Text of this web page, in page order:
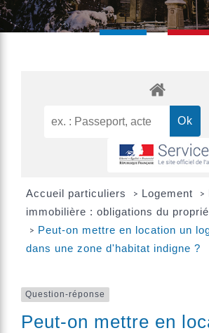
Accueil particuliers > Logement >
immobilière : obligations du
> Peut-on mettre en location un
dans une zone d'habitat indigne ?
Question-réponse
Peut-on mettre en